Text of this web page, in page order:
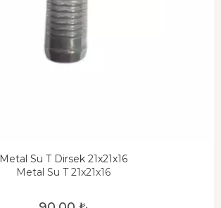
Metal Su T Dirsek 21x21x16
Metal Su T 21x21x16